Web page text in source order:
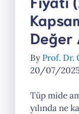
Değer
By Prof. Dr.
20/07/
Tüp mide
yılında ne